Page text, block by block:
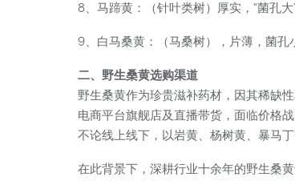
8、马蹄黄：（针叶类树）厚实，“菌孔
9、白马桑黄：（马桑树），片薄，菌孔
二、野生桑黄选购渠道
野生桑黄作为珍贵滋补药材，因其稀缺
电商平台旗舰店及直播带货，面临价格
不论线上线下，以岩黄、杨树黄、暴马
在此背景下，深耕行业十余年的野生桑